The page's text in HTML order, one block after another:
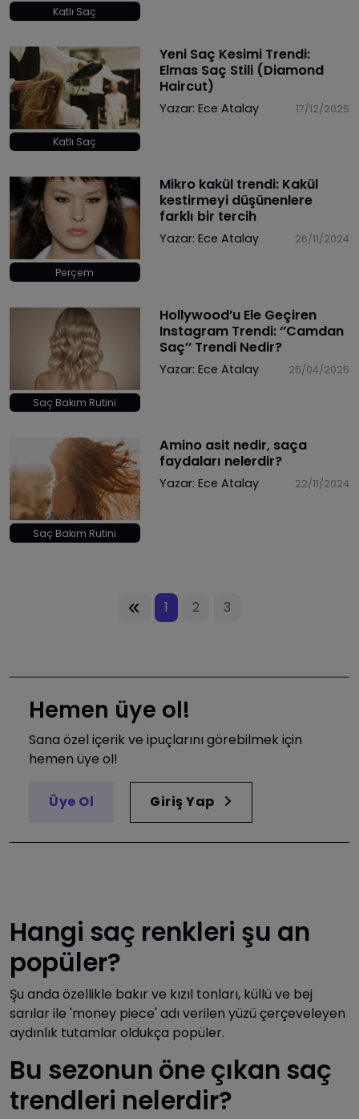
Katlı Saç
Katlı Saç
Yeni Saç Kesimi Trendi:
Elmas Saç Stili (Diamond
Haircut)
Yazar: Ece Atalay 17/12/2025
Perçem
​Mikro kakül trendi: Kakül
kestirmeyi düşünenlere
farklı bir tercih
Yazar: Ece Atalay 26/11/2024
Saç Bakım Rutini
Hollywood’u Ele Geçiren
Instagram Trendi: ‘’Camdan
Saç’’ Trendi Nedir?
Yazar: Ece Atalay 25/04/2025
Saç Bakım Rutini
Amino asit nedir, saça
faydaları nelerdir?
Yazar: Ece Atalay 22/11/2024
1 2 3
Hemen üye ol!
Sana özel içerik ve ipuçlarını görebilmek için
hemen üye ol!
Üye Ol Giriş Yap
Hangi saç renkleri şu an
popüler?
Şu anda özellikle bakır ve kızıl tonları, küllü ve bej
sarılar ile 'money piece' adı verilen yüzü çerçeveleyen
aydınlık tutamlar oldukça popüler.
Bu sezonun öne çıkan saç
trendleri nelerdir?